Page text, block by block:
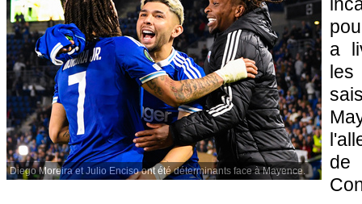
Diego Moreira et Julio Enciso ont été déterminants face à Mayence.
a
de